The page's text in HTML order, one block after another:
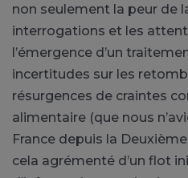
non seulement la peur de
interrogations et les
l’émergence d’un
incertitudes sur les
résurgences de craintes
alimentaire (que nous
France depuis la
cela agrémenté d’un flot